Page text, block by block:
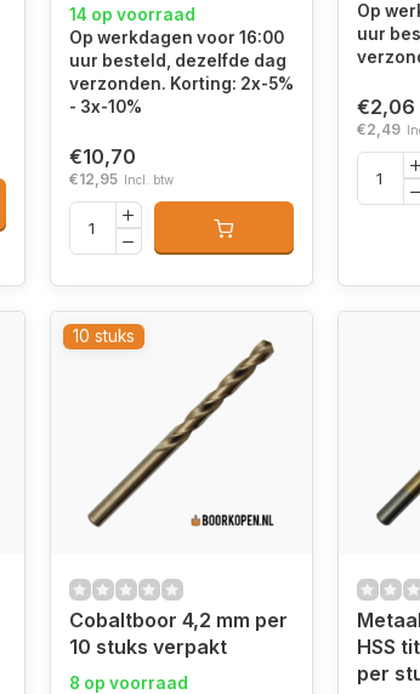
14 op voorraad
Op werkdagen voor 16:00
uur besteld, dezelfde dag
verzonden. Korting: 2x-5%
- 3x-10%
€10,70
€12,95 Incl. btw
Op
uur
€2,06
€2,49
10 stuks
Cobaltboor 4,2 mm per
10 stuks verpakt
8 op voorraad
HSS
per